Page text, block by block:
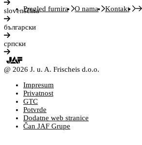
Pregled furnira O nama Kontakt
slovenščina
български
српски
@ 2026 J. u. A. Frischeis d.o.o.
Impresum
Privatnost
GTC
Potvrde
Dodatne web stranice
Čan JAF Grupe